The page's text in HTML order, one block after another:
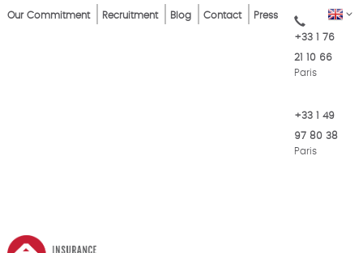
Skip
EN
Top
Our Commitment Recruitment Blog Contact Press
+33 1 76
21 10 66
Paris
+33 1 49
97 80 38
Paris